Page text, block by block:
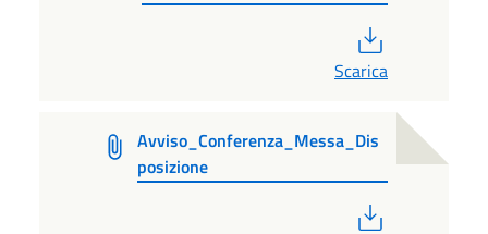
Scarica
Avviso_Conferenza_Messa_Dis
posizione